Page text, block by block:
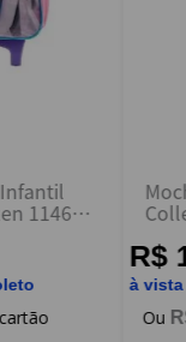
11461 -
R$
à